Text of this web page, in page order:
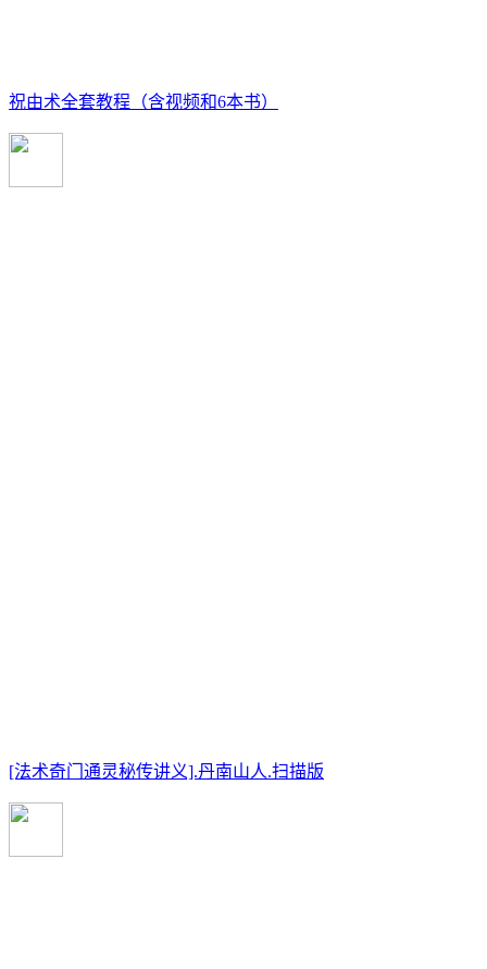
祝由术全套教程（含视频和6本书）
[法术奇门通灵秘传讲义].丹南山人.扫描版